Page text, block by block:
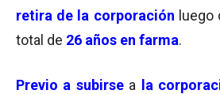
retira de la corporación
total de 26 años en farma.
Previo a subirse a la